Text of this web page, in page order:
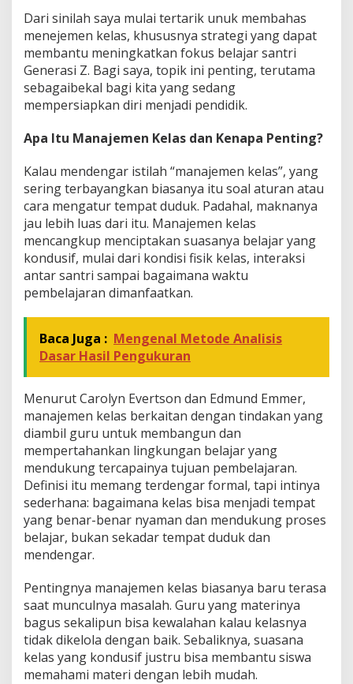
s
i
Z
Dari sinilah saya mulai tertarik unuk membahas
menejemen kelas, khususnya strategi yang dapat
membantu meningkatkan fokus belajar santri
Generasi Z. Bagi saya, topik ini penting, terutama
sebagaibekal bagi kita yang sedang
mempersiapkan diri menjadi pendidik.
Apa Itu Manajemen Kelas dan Kenapa Penting?
Kalau mendengar istilah “manajemen kelas”, yang
sering terbayangkan biasanya itu soal aturan atau
cara mengatur tempat duduk. Padahal, maknanya
jau lebih luas dari itu. Manajemen kelas
mencangkup menciptakan suasanya belajar yang
kondusif, mulai dari kondisi fisik kelas, interaksi
antar santri sampai bagaimana waktu
pembelajaran dimanfaatkan.
Baca Juga : Mengenal Metode Analisis
Dasar Hasil Pengukuran
Menurut Carolyn Evertson dan Edmund Emmer,
manajemen kelas berkaitan dengan tindakan yang
diambil guru untuk membangun dan
mempertahankan lingkungan belajar yang
mendukung tercapainya tujuan pembelajaran.
Definisi itu memang terdengar formal, tapi intinya
sederhana: bagaimana kelas bisa menjadi tempat
yang benar-benar nyaman dan mendukung proses
belajar, bukan sekadar tempat duduk dan
mendengar.
Pentingnya manajemen kelas biasanya baru terasa
saat munculnya masalah. Guru yang materinya
bagus sekalipun bisa kewalahan kalau kelasnya
tidak dikelola dengan baik. Sebaliknya, suasana
kelas yang kondusif justru bisa membantu siswa
memahami materi dengan lebih mudah.